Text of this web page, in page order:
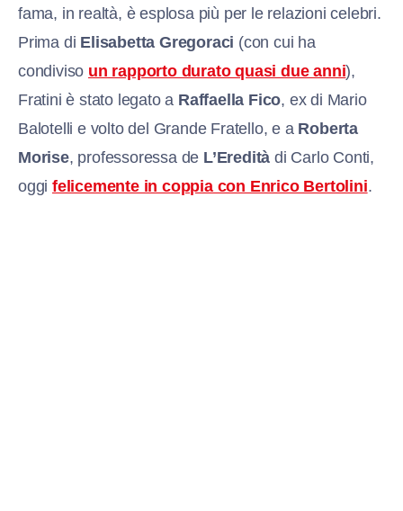
fama, in realtà, è esplosa più per le relazioni celebri.
Prima di Elisabetta Gregoraci (con cui ha
condiviso un rapporto durato quasi due anni),
Fratini è stato legato a Raffaella Fico, ex di Mario
Balotelli e volto del Grande Fratello, e a Roberta
Morise, professoressa de L’Eredità di Carlo Conti,
oggi felicemente in coppia con Enrico Bertolini.